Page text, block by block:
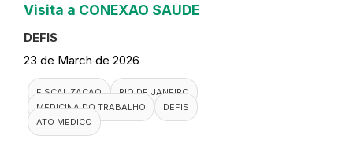
Visita a CONEXAO SAUDE
DEFIS
23 de March de 2026
FISCALIZACAO
RIO DE JANEIRO
MEDICINA DO TRABALHO
DEFIS
ATO MEDICO